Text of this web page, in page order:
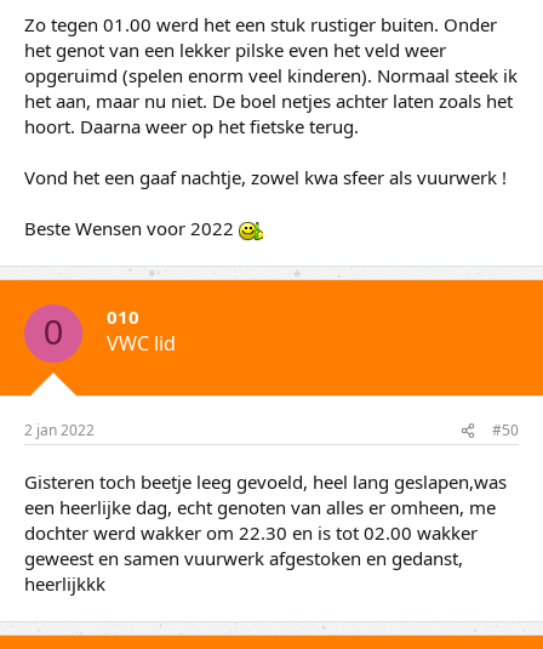
Zo tegen 01.00 werd het een stuk rustiger buiten. Onder
het genot van een lekker pilske even het veld weer
opgeruimd (spelen enorm veel kinderen). Normaal steek ik
het aan, maar nu niet. De boel netjes achter laten zoals het
hoort. Daarna weer op het fietske terug.
Vond het een gaaf nachtje, zowel kwa sfeer als vuurwerk !
Beste Wensen voor 2022
0 010
VWC lid
2 jan 2022 #50
Gisteren toch beetje leeg gevoeld, heel lang geslapen,was
een heerlijke dag, echt genoten van alles er omheen, me
dochter werd wakker om 22.30 en is tot 02.00 wakker
geweest en samen vuurwerk afgestoken en gedanst,
heerlijkkk